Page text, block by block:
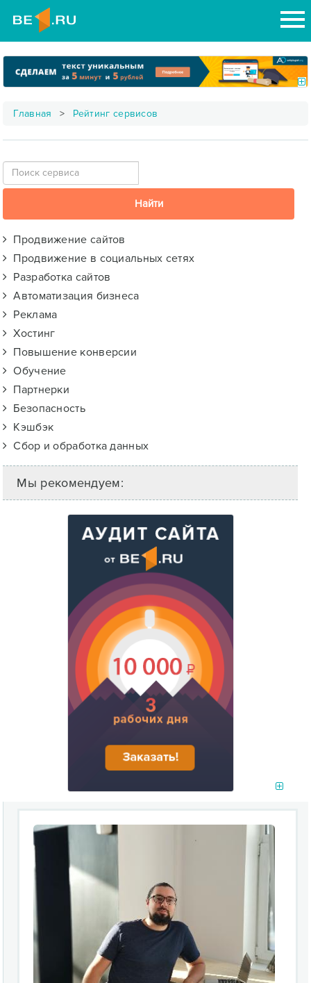
Главная Рейтинг сервисов
Продвижение сайтов
Продвижение в социальных сетях
Разработка сайтов
Автоматизация бизнеса
Реклама
Хостинг
Повышение конверсии
Обучение
Партнерки
Безопасность
Кэшбэк
Сбор и обработка данных
Мы рекомендуем: